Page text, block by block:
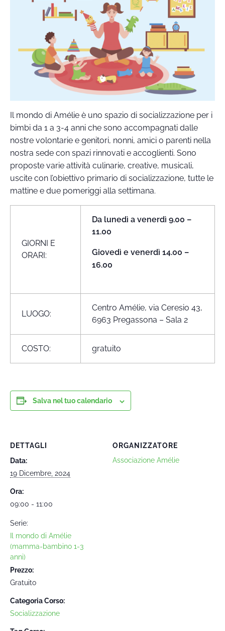
Il mondo di Amélie è uno spazio di socializzazione per i
bimbi da 1 a 3-4 anni che sono accompagnati dalle
nostre volontarie e genitori, nonni, amici o parenti nella
nostra sede con spazi rinnovati e accoglienti. Sono
proposte varie attività culinarie, creative, musicali,
uscite con l’obiettivo primario di socializzazione, tutte le
mattine e due pomeriggi alla settimana.
GIORNI E
ORARI:
Da lunedì a venerdì 9.00 –
11.00
Giovedì e venerdì 14.00 –
16.00
LUOGO:
Centro Amélie, via Ceresio 43,
6963 Pregassona – Sala 2
COSTO: gratuito
Salva nel tuo calendario
DETTAGLI
Data:
19 Dicembre, 2024
Ora:
09:00 - 11:00
Serie:
Il mondo di Amélie
(mamma-bambino 1-3
anni)
Prezzo:
Gratuito
Categoria Corso:
Socializzazione
ORGANIZZATORE
Associazione Amélie